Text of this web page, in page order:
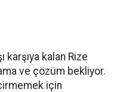
kalan Rize
ve çözüm bekliyor.
için